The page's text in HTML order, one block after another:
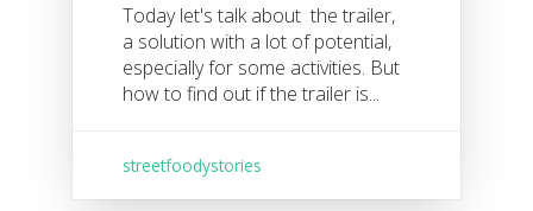
Today let's talk about the trailer,
a solution with a lot of potential,
especially for some activities. But
how to find out if the trailer is...
streetfoodystories